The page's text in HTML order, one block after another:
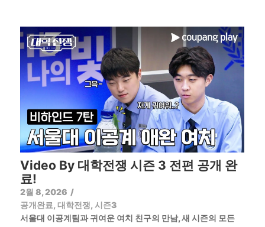
Video By 대학전쟁 시즌 3 전편 공개 완
료!
2월 8, 2026 /
공개완료, 대학전쟁, 시즌3
서울대 이공계팀과 귀여운 여치 친구의 만남, 새 시즌의 모든